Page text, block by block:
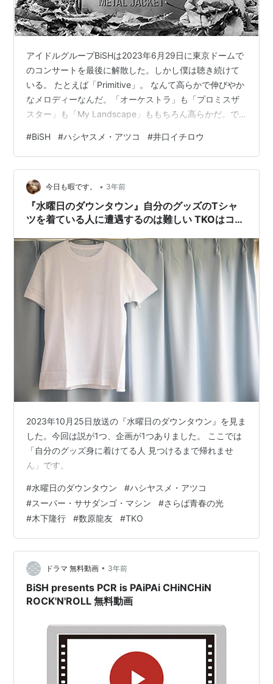
アイドルグループBiSHは2023年6月29日に東京ドームで
のコンサートを最後に解散した。しかし僕は聴き続けて
いる。 たとえば「Primitive」。 なんて高らかで伸びやか
なメロディーなんだ。「オーケストラ」も「プロミスザ
スター」も「My Landscape」ももちろん高らかだ。で
る。いっぽう「Primitive」は悲しげで高貴だ。 作詞はハ
シヤスメ・アツコとJxSxK（渡辺淳之介）。作曲・編曲
は井口イチロウ。 この高らかで伸びやか感じは「My
distinction」からも受けるようだと思ったら、これも井口
イチロウの作品だった。彼は松隈ケン…
#BiSH #ハシヤスメ・アツコ #井口イチロウ
今日も暇です。 • 3年前
『水曜日のダウンタウン』自分のグッズのTシャ
ツを着ている人に遭遇するのは難しい TKOはコン
2023年10月25日放送の『水曜日のダウンタウン』を見ま
した。今回は説が1つ、企画が1つありました。 ここでは
「自分のグッズ身に着けてる人 見つけるまで帰れませ
ん」です。
#水曜日のダウンタウン #ハシヤスメ・アツコ
#スーパー・ササダンゴ・マシン #さらば青春の光
#木下隆行 #数原龍友 #TKO
ドラマ 無料動画 • 3年前
BiSH presents PCR is PAiPAi CHiNCHiN
ROCK'N'ROLL 無料動画